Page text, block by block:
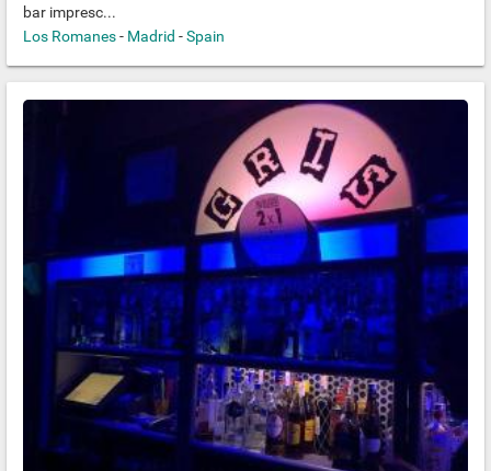
bar impresc...
Los Romanes- Madrid -Spain